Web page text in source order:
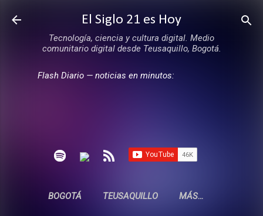
Ir al contenido principal
El Siglo 21 es Hoy
Tecnología, ciencia y cultura digital. Medio
comunitario digital desde Teusaquillo, Bogotá.
Flash Diario — noticias en minutos:
BOGOTÁ TEUSAQUILLO MÁS…